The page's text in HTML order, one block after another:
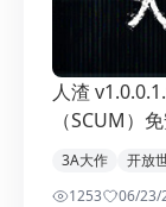
人渣
（SCUM）
3A大作 开放
1253
06/23/